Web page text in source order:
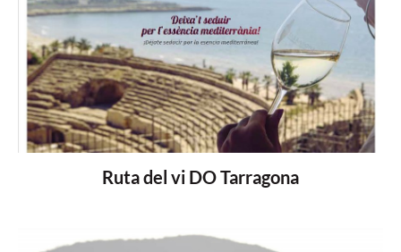
Ruta del vi DO Tarragona